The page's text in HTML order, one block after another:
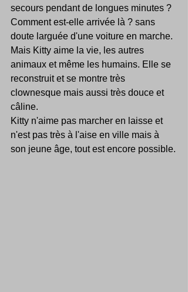
secours pendant de longues minutes ?
Comment est-elle arrivée là ? sans
doute larguée d'une voiture en marche.
Mais Kitty aime la vie, les autres
animaux et même les humains. Elle se
reconstruit et se montre très
clownesque mais aussi très douce et
câline.
Kitty n'aime pas marcher en laisse et
n'est pas très à l'aise en ville mais à
son jeune âge, tout est encore possible.